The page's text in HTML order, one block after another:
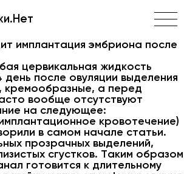
имплантация эмбриона после
цервикальная жидкость
после овуляции выделения
кремообразные, а перед
вообще отсутствуют
на следующее:
кровотечение)
в самом начале статьи.
прозрачных выделений,
сгустков. Таким образом
готовится к длительному